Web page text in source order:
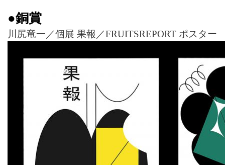
●銅賞
川尻竜一／個展 果報／FRUITSREPORT ポスター